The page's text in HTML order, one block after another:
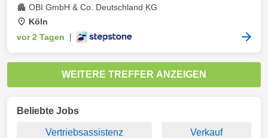
OBI GmbH & Co. Deutschland KG
Köln
vor 2 Tagen
WEITERE TREFFER ANZEIGEN
Beliebte Jobs
Vertriebsassistenz Verkauf